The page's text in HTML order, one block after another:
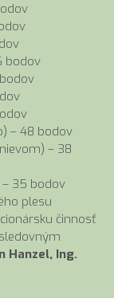
bodov
– 48 bodov
– 38
– 35 bodov
plesu
činnosť
Hanzel, Ing.